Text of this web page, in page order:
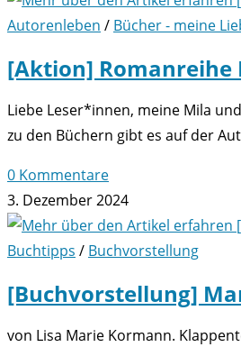
Autorenleben / Bücher - meine
[Aktion] Romanreihe
Liebe Leser*innen, meine Mila
zu den Büchern gibt es auf der
0 Kommentare
3. Dezember 2024
Buchtipps / Buchvorstellung
[Buchvorstellung]
von Lisa Marie Kormann.